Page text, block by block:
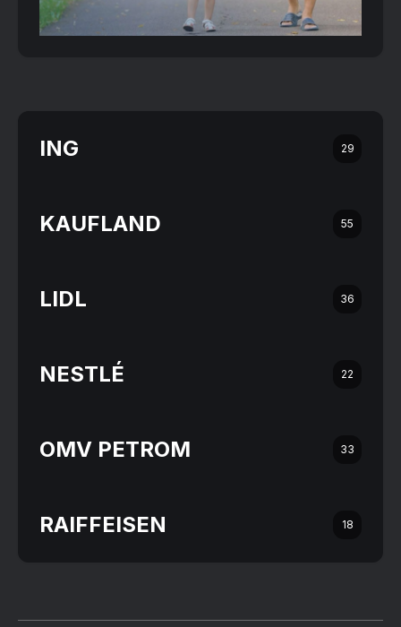
ING 29
KAUFLAND 55
LIDL 36
NESTLÉ 22
OMV PETROM 33
RAIFFEISEN 18